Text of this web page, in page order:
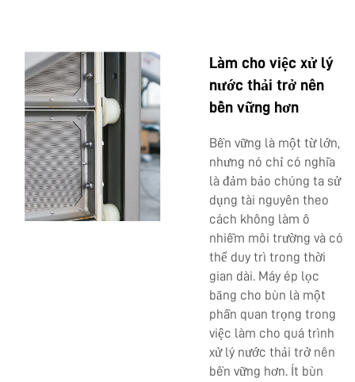
Làm cho việc xử lý
nước thải trở nên
bền vững hơn
Bền vững là một từ lớn,
nhưng nó chỉ có nghĩa
là đảm bảo chúng ta sử
dụng tài nguyên theo
cách không làm ô
nhiễm môi trường và có
thể duy trì trong thời
gian dài. Máy ép lọc
băng cho bùn là một
phần quan trọng trong
việc làm cho quá trình
xử lý nước thải trở nên
bền vững hơn. Ít bùn